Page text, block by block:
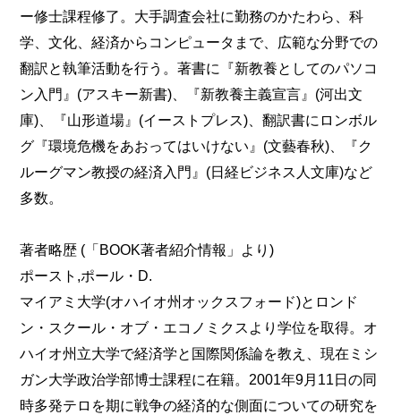
ー修士課程修了。大手調査会社に勤務のかたわら、科
学、文化、経済からコンピュータまで、広範な分野での
翻訳と執筆活動を行う。著書に『新教養としてのパソコ
ン入門』(アスキー新書)、『新教養主義宣言』(河出文
庫)、『山形道場』(イーストプレス)、翻訳書にロンボル
グ『環境危機をあおってはいけない』(文藝春秋)、『ク
ルーグマン教授の経済入門』(日経ビジネス人文庫)など
多数。
著者略歴 (「BOOK著者紹介情報」より)
ポースト,ポール・D.
マイアミ大学(オハイオ州オックスフォード)とロンド
ン・スクール・オブ・エコノミクスより学位を取得。オ
ハイオ州立大学で経済学と国際関係論を教え、現在ミシ
ガン大学政治学部博士課程に在籍。2001年9月11日の同
時多発テロを期に戦争の経済的な側面についての研究を